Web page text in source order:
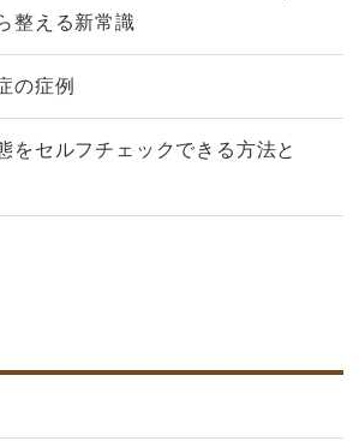
整える新常識
の症例
をセルフチェックできる方法と